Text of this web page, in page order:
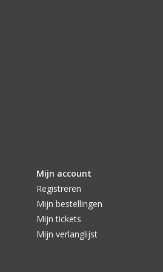
Mijn account
Registreren
Mijn bestellingen
Mijn tickets
Mijn verlanglijst